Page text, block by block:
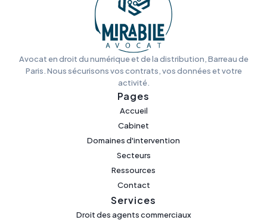
Avocat en droit du numérique et de la distribution, Barreau de
Paris. Nous sécurisons vos contrats, vos données et votre
activité.
Pages
Accueil
Cabinet
Domaines d'intervention
Secteurs
Ressources
Contact
Services
Droit des agents commerciaux